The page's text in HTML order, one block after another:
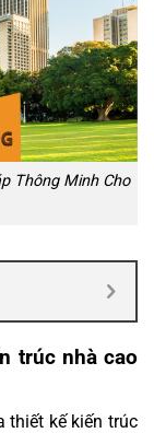
Thông Minh Cho
trúc nhà cao
thiết kế kiến trúc